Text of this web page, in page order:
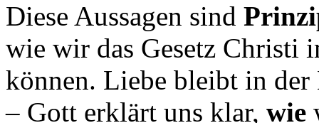
Diese Aussagen sind
wie wir das Gesetz Christi
können. Liebe bleibt in
– Gott erklärt uns klar, wie